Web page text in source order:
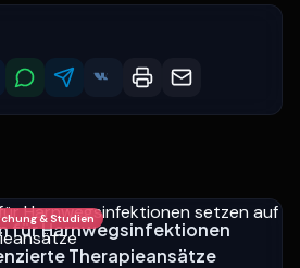
& Studien
für Harnwegsinfektionen
Therapieansätze